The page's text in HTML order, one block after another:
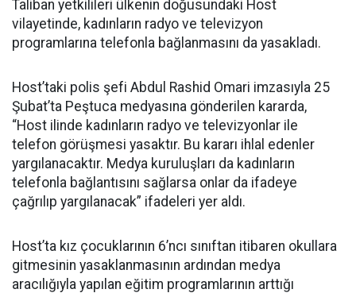
Taliban yetkilileri ülkenin doğusundaki Host
vilayetinde, kadınların radyo ve televizyon
programlarına telefonla bağlanmasını da yasakladı.
Host’taki polis şefi Abdul Rashid Omari imzasıyla 25
Şubat’ta Peştuca medyasına gönderilen kararda,
“Host ilinde kadınların radyo ve televizyonlar ile
telefon görüşmesi yasaktır. Bu kararı ihlal edenler
yargılanacaktır. Medya kuruluşları da kadınların
telefonla bağlantısını sağlarsa onlar da ifadeye
çağrılıp yargılanacak” ifadeleri yer aldı.
Host’ta kız çocuklarının 6’ncı sınıftan itibaren okullara
gitmesinin yasaklanmasının ardından medya
aracılığıyla yapılan eğitim programlarının arttığı